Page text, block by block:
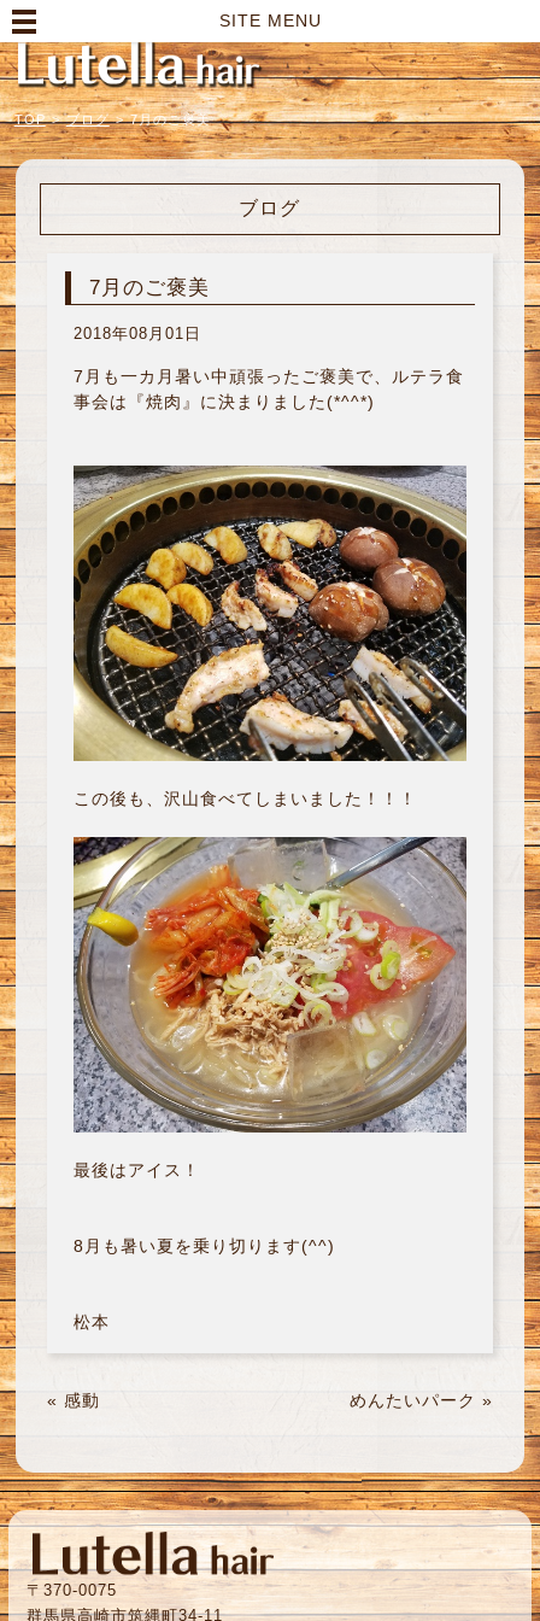
SITE MENU
TOP > ブログ > 7月のご褒美
ブログ
7月のご褒美
2018年08月01日
7月も一カ月暑い中頑張ったご褒美で、ルテラ食
事会は『焼肉』に決まりました(*^^*)
この後も、沢山食べてしまいました！！！
最後はアイス！
8月も暑い夏を乗り切ります(^^)
松本
« 感動 めんたいパーク »
〒370-0075
群馬県高崎市筑縄町34-11